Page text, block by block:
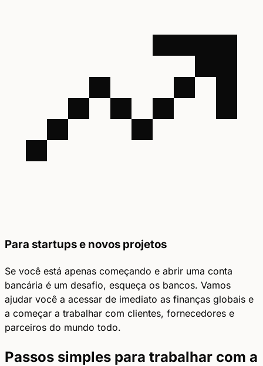
Para startups e novos projetos
Se você está apenas começando e abrir uma conta
bancária é um desafio, esqueça os bancos. Vamos
ajudar você a acessar de imediato as finanças globais e
a começar a trabalhar com clientes, fornecedores e
parceiros do mundo todo.
Passos simples para trabalhar com a